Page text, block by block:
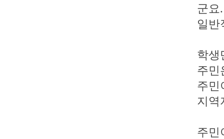
군요.
일반
학생
주민
주민
지역
주민